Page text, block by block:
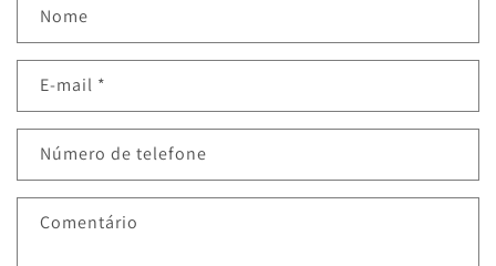
Nome
E-mail *
Número de telefone
Comentário